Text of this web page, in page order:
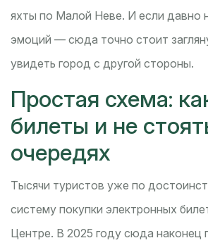
яхты по Малой Неве. И если давно
эмоций — сюда точно стоит
увидеть город с другой стороны.
Простая схема:
билеты и не
очередях
Тысячи туристов уже по
систему покупки электронных
Центре. В 2025 году сюда наконец